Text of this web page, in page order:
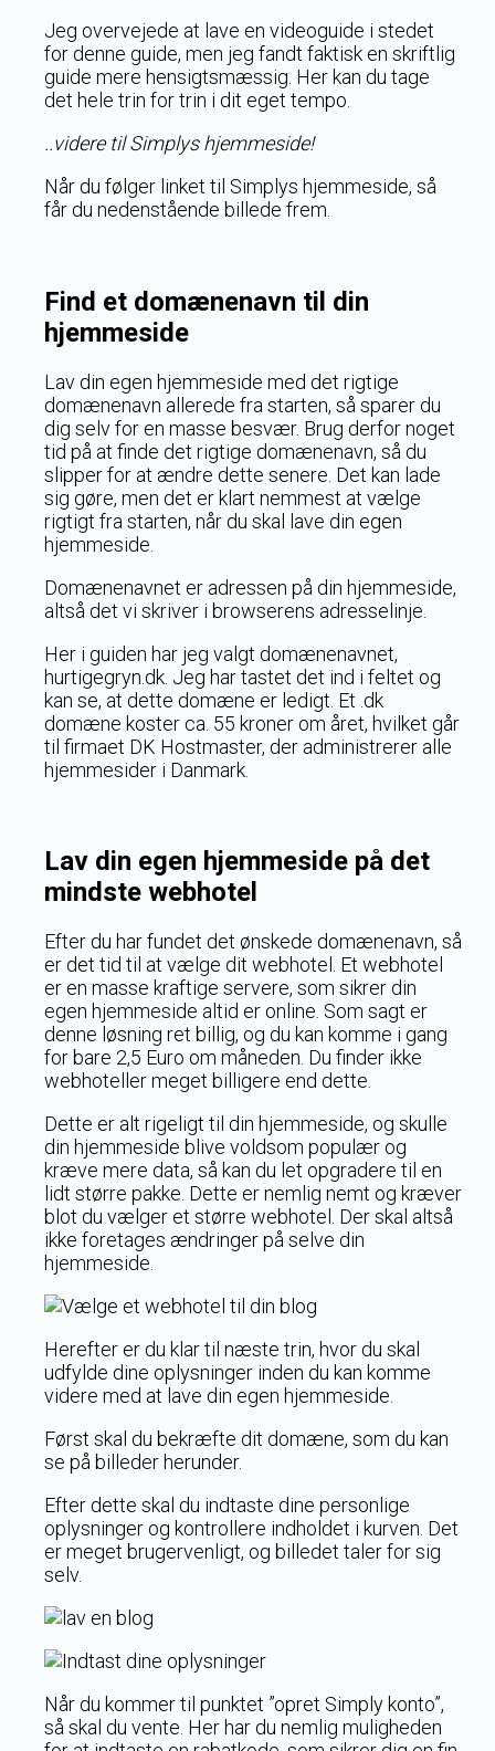
Jeg overvejede at lave en videoguide i stedet
for denne guide, men jeg fandt faktisk en skriftlig
guide mere hensigtsmæssig. Her kan du tage
det hele trin for trin i dit eget tempo.
..videre til Simplys hjemmeside!
Når du følger linket til Simplys hjemmeside, så
får du nedenstående billede frem.
Find et domænenavn til din
hjemmeside
Lav din egen hjemmeside med det rigtige
domænenavn allerede fra starten, så sparer du
dig selv for en masse besvær. Brug derfor noget
tid på at finde det rigtige domænenavn, så du
slipper for at ændre dette senere. Det kan lade
sig gøre, men det er klart nemmest at vælge
rigtigt fra starten, når du skal lave din egen
hjemmeside.
Domænenavnet er adressen på din hjemmeside,
altså det vi skriver i browserens adresselinje.
Her i guiden har jeg valgt domænenavnet,
hurtigegryn.dk. Jeg har tastet det ind i feltet og
kan se, at dette domæne er ledigt. Et .dk
domæne koster ca. 55 kroner om året, hvilket går
til firmaet DK Hostmaster, der administrerer alle
hjemmesider i Danmark.
Lav din egen hjemmeside på det
mindste webhotel
Efter du har fundet det ønskede domænenavn, så
er det tid til at vælge dit webhotel. Et webhotel
er en masse kraftige servere, som sikrer din
egen hjemmeside altid er online. Som sagt er
denne løsning ret billig, og du kan komme i gang
for bare 2,5 Euro om måneden. Du finder ikke
webhoteller meget billigere end dette.
Dette er alt rigeligt til din hjemmeside, og skulle
din hjemmeside blive voldsom populær og
kræve mere data, så kan du let opgradere til en
lidt større pakke. Dette er nemlig nemt og kræver
blot du vælger et større webhotel. Der skal altså
ikke foretages ændringer på selve din
hjemmeside.
Herefter er du klar til næste trin, hvor du skal
udfylde dine oplysninger inden du kan komme
videre med at lave din egen hjemmeside.
Først skal du bekræfte dit domæne, som du kan
se på billeder herunder.
Efter dette skal du indtaste dine personlige
oplysninger og kontrollere indholdet i kurven. Det
er meget brugervenligt, og billedet taler for sig
selv.
Når du kommer til punktet ”opret Simply konto”,
så skal du vente. Her har du nemlig muligheden